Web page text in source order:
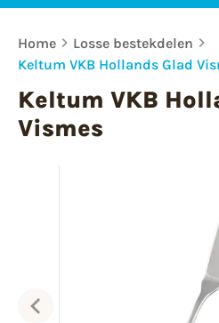
Home
Losse bestekdelen
Keltum VKB Hollands Glad
Keltum VKB
Vismes